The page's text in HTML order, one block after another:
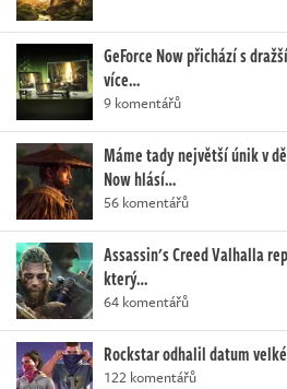
GeForce Now přichází s
více…
9 komentářů
Máme tady největší únik v
Now hlásí…
56 komentářů
Assassin's Creed Valhalla
který…
64 komentářů
Rockstar odhalil datum
122 komentářů